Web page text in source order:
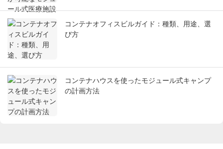
コンテナオフィスビルガイド：種類、用途、選
び方
コンテナハウスを使ったモジュール式キャンプ
の計画方法